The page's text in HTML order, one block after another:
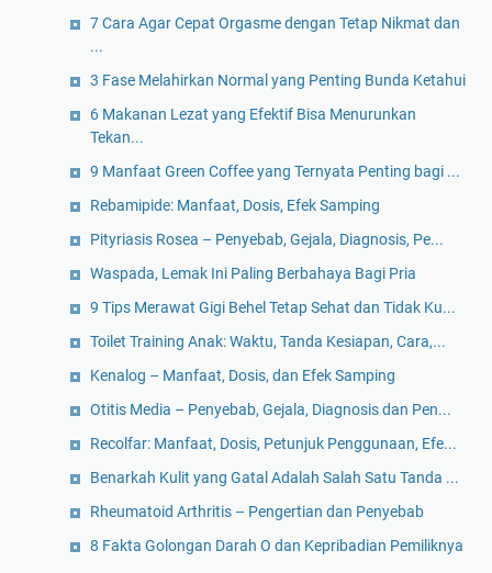
7 Cara Agar Cepat Orgasme dengan Tetap Nikmat dan
...
3 Fase Melahirkan Normal yang Penting Bunda Ketahui
6 Makanan Lezat yang Efektif Bisa Menurunkan
Tekan...
9 Manfaat Green Coffee yang Ternyata Penting bagi ...
Rebamipide: Manfaat, Dosis, Efek Samping
Pityriasis Rosea – Penyebab, Gejala, Diagnosis, Pe...
Waspada, Lemak Ini Paling Berbahaya Bagi Pria
9 Tips Merawat Gigi Behel Tetap Sehat dan Tidak Ku...
Toilet Training Anak: Waktu, Tanda Kesiapan, Cara,...
Kenalog – Manfaat, Dosis, dan Efek Samping
Otitis Media – Penyebab, Gejala, Diagnosis dan Pen...
Recolfar: Manfaat, Dosis, Petunjuk Penggunaan, Efe...
Benarkah Kulit yang Gatal Adalah Salah Satu Tanda ...
Rheumatoid Arthritis – Pengertian dan Penyebab
8 Fakta Golongan Darah O dan Kepribadian Pemiliknya